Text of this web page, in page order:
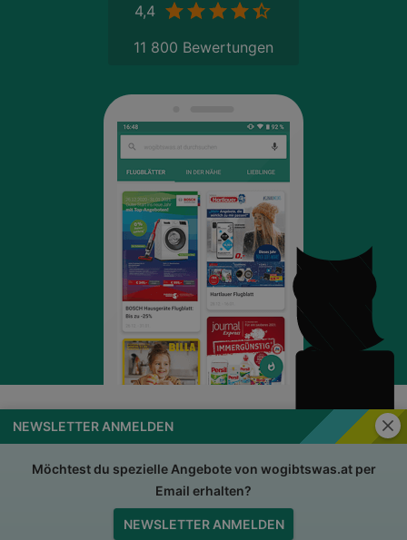
NEWSLETTER ANMELDEN
Möchtest du spezielle Angebote von wogibtswas.at per
Email erhalten?
NEWSLETTER ANMELDEN
4,4
11 800 Bewertungen
wogibtswas.at Impressum
Nutzungsbedingungen AGB
Datenschutzerklärung
Jobs